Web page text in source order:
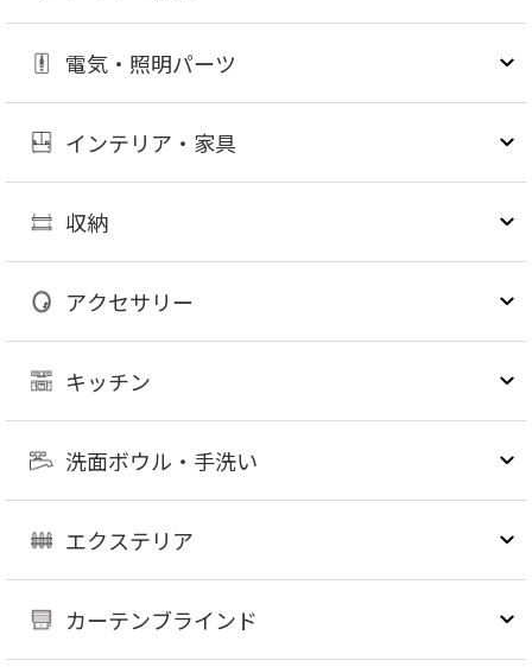
電気・照明パーツ
インテリア・家具
収納
アクセサリー
キッチン
洗面ボウル・手洗い
エクステリア
カーテンブラインド